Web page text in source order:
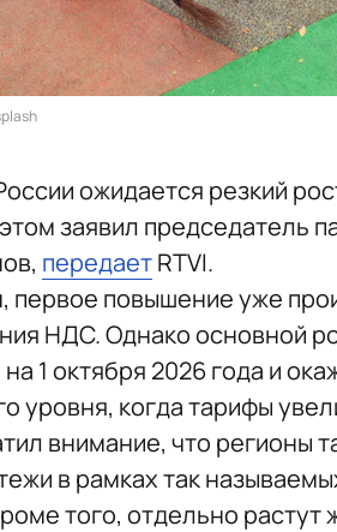
ожидается резкий
заявил председатель
передаетRTVI.
первое повышение уже
НДС. Однако основной
1 октября 2026 года и
уровня, когда тарифы
внимание, что регионы
в рамках так
того, отдельно